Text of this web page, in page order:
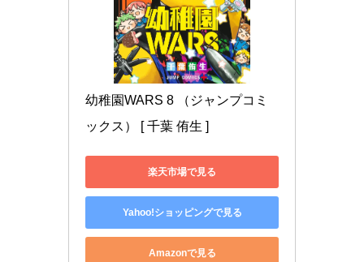
幼稚園WARS 8 （ジャンプコミ
ックス） [ 千葉 侑生 ]
楽天市場で見る
Yahoo!ショッピングで見る
Amazonで見る